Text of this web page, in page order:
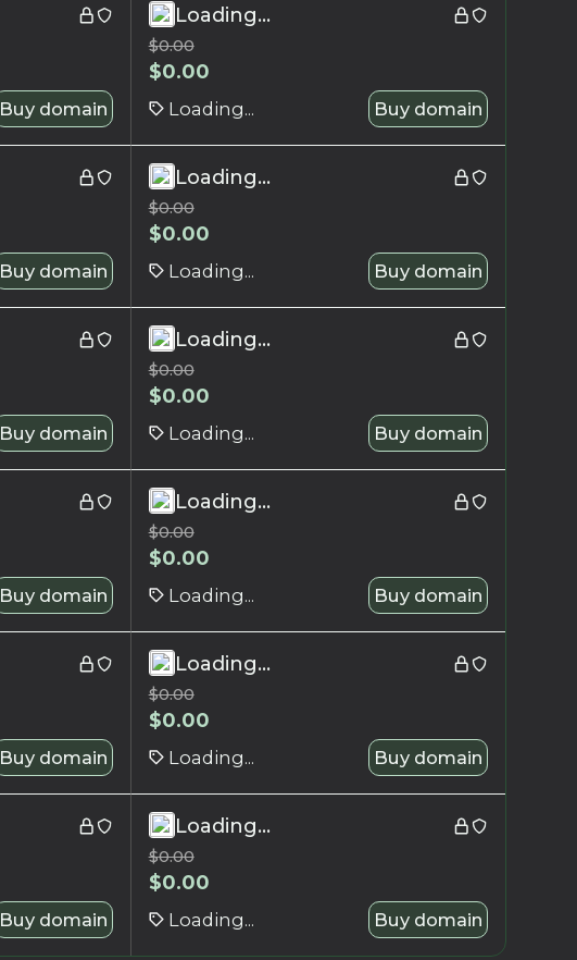
Buy domain
Loading...
$0.00
$0.00
Loading... Buy domain
Buy domain
Loading...
$0.00
$0.00
Loading... Buy domain
Buy domain
Loading...
$0.00
$0.00
Loading... Buy domain
Buy domain
Loading...
$0.00
$0.00
Loading... Buy domain
Buy domain
Loading...
$0.00
$0.00
Loading... Buy domain
Buy domain
Loading...
$0.00
$0.00
Loading... Buy domain